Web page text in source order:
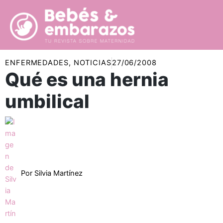
contenido
ENFERMEDADES, NOTICIAS27/06/2008
Qué es una hernia
umbilical
Por Silvia Martínez